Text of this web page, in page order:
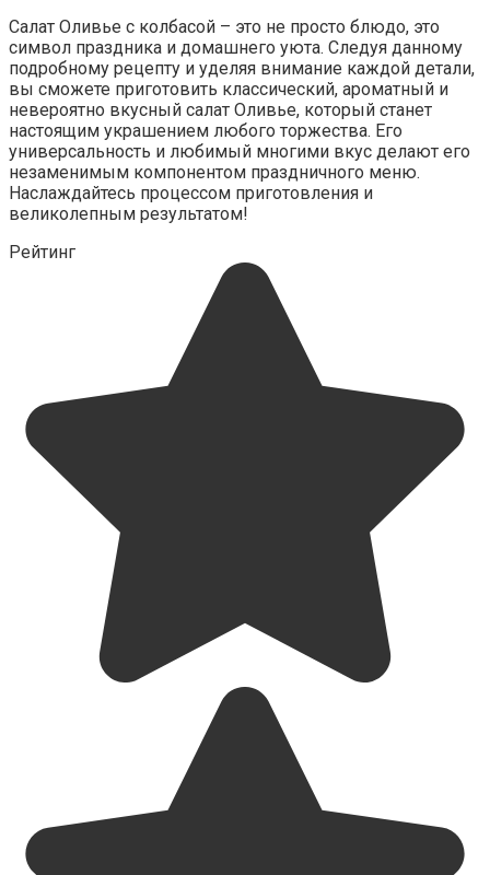
Салат Оливье с колбасой – это не просто блюдо, это
символ праздника и домашнего уюта. Следуя данному
подробному рецепту и уделяя внимание каждой детали,
вы сможете приготовить классический, ароматный и
невероятно вкусный салат Оливье, который станет
настоящим украшением любого торжества. Его
универсальность и любимый многими вкус делают его
незаменимым компонентом праздничного меню.
Наслаждайтесь процессом приготовления и
великолепным результатом!
Рейтинг